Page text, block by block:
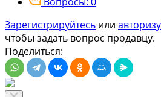
Зарегистрируйтесь или
чтобы задать вопрос продавцу.
Поделиться: